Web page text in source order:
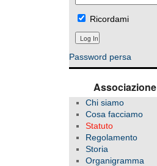
Ricordami
Password persa
Associazione
Chi siamo
Cosa facciamo
Statuto
Regolamento
Storia
Organigramma